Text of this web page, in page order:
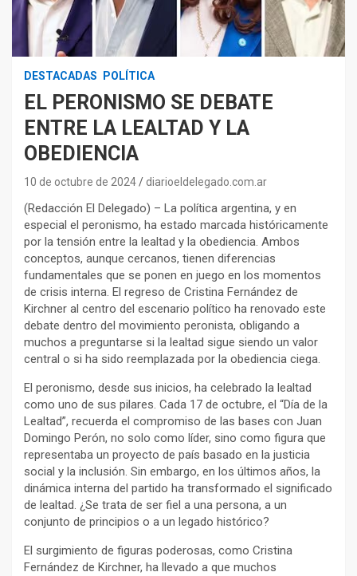
DESTACADAS POLÍTICA
EL PERONISMO SE DEBATE
ENTRE LA LEALTAD Y LA
OBEDIENCIA
10 de octubre de 2024 diarioeldelegado.com.ar
(Redacción El Delegado) – La política argentina, y en
especial el peronismo, ha estado marcada históricamente
por la tensión entre la lealtad y la obediencia. Ambos
conceptos, aunque cercanos, tienen diferencias
fundamentales que se ponen en juego en los momentos
de crisis interna. El regreso de Cristina Fernández de
Kirchner al centro del escenario político ha renovado este
debate dentro del movimiento peronista, obligando a
muchos a preguntarse si la lealtad sigue siendo un valor
central o si ha sido reemplazada por la obediencia ciega.
El peronismo, desde sus inicios, ha celebrado la lealtad
como uno de sus pilares. Cada 17 de octubre, el “Día de la
Lealtad”, recuerda el compromiso de las bases con Juan
Domingo Perón, no solo como líder, sino como figura que
representaba un proyecto de país basado en la justicia
social y la inclusión. Sin embargo, en los últimos años, la
dinámica interna del partido ha transformado el significado
de lealtad. ¿Se trata de ser fiel a una persona, a un
conjunto de principios o a un legado histórico?
El surgimiento de figuras poderosas, como Cristina
Fernández de Kirchner, ha llevado a que muchos